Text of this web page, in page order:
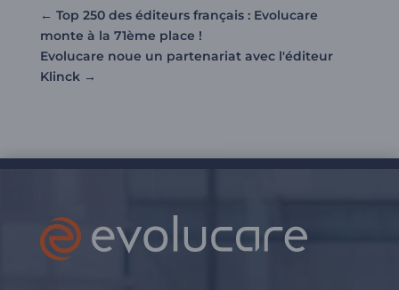
← Top 250 des éditeurs français : Evolucare
monte à la 71ème place !
Evolucare noue un partenariat avec l'éditeur
Klinck→